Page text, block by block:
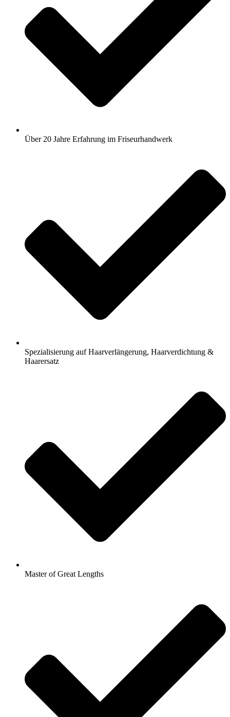
Über 20 Jahre Erfahrung im Friseurhandwerk
Spezialisierung auf Haarverlängerung, Haarverdichtung &
Haarersatz
Master of Great Lengths